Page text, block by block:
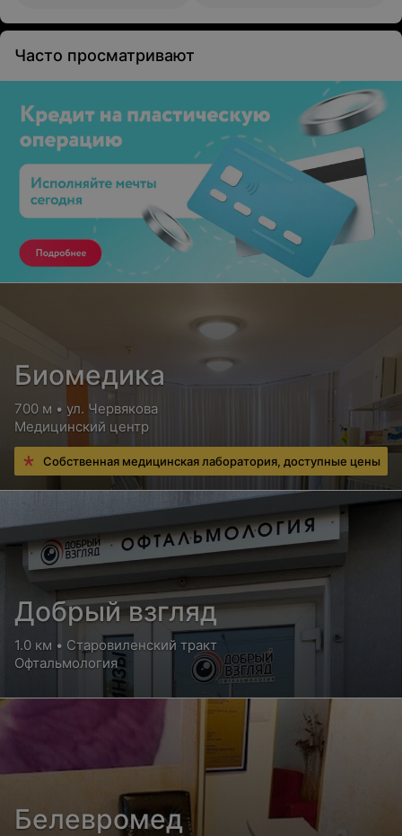
Часто просматривают
Биомедика
700 м • ул. Червякова
Медицинский центр
Собственная медицинская лаборатория, доступные цены
Добрый взгляд
1.0 км • Старовиленский тракт
Офтальмология
Белевромед